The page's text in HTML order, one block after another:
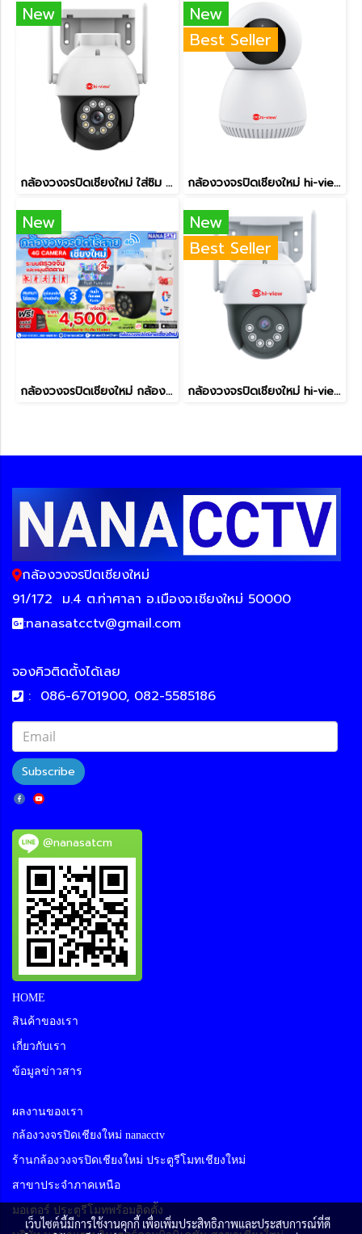
New
กล้องวงจรปิดเชียงใหม่ ใส่ซิม 4G hi-view รุ่น HW-33MPT302-4G กล้องวงจรปิดไร้สายเชียงใหม่
New
Best Seller
กล้องวงจรปิดเชียงใหม่ hi-view รุ่น HW-33ROBOT30W กล้องวงจรปิดไร้สายเชียงใหม่
New
กล้องวงจรปิดเชียงใหม่ กล้องวงจรปิดไร้สายใส่ซิม ภายนอก พร้อมติดตั้ง
New
Best Seller
กล้องวงจรปิดเชียงใหม่ hi-view รุ่น HW-33MPT30W กล้องวงจรปิดไร้สายเชียงใหม่
กล้องวงจรปิดเชียงใหม่
91/172 ม.4 ต.ท่าศาลา อ.เมืองจ.เชียงใหม่ 50000
:nanasatcctv@gmail.com
จองคิวติดตั้งได้เลย
: 086-6701900, 082-5585186
Subscribe
@nanasatcm
HOME
สินค้าของเรา
เกี่ยวกับเรา
ข้อมูลข่าวสาร
ผลงานของเรา
กล้องวงจรปิดเชียงใหม่ nanacctv
ร้านกล้องวงจรปิดเชียงใหม่ ประตูรีโมทเชียงใหม่
สาขาประจำภาคเหนือ
มอเตอร์ ประตูรีโมทพร้อมติดตั้ง
เว็บไซต์นี้มีการใช้งานคุกกี้ เพื่อเพิ่มประสิทธิภาพและประสบการณ์ที่ดี